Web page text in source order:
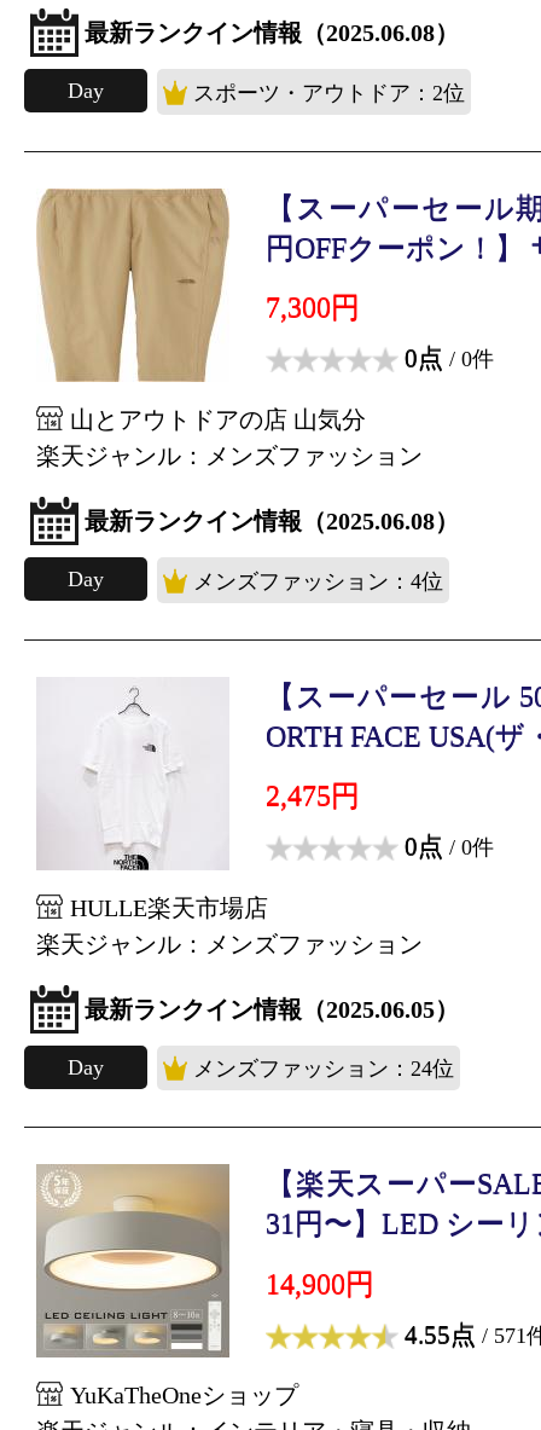
最新ランクイン情報（2025.06.08）
Day スポーツ・アウトドア：2位
【スーパーセール
円OFFクーポン！】
7,300円
0点 / 0件
山とアウトドアの店 山気分
楽天ジャンル：メンズファッション
最新ランクイン情報（2025.06.08）
Day メンズファッション：4位
【スーパーセール
ORTH FACE USA(ザ
2,475円
0点 / 0件
HULLE楽天市場店
楽天ジャンル：メンズファッション
最新ランクイン情報（2025.06.05）
Day メンズファッション：24位
【楽天スーパー
31円〜】LED シーリ
14,900円
4.55点 / 571
YuKaTheOneショップ